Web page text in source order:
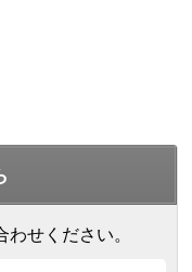
せください。